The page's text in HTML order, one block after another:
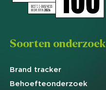
Soorten onderzoek
Brand tracker
Behoefteonderzoek